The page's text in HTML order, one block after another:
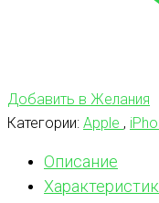
Добавить в Желания
Категории: Apple ,
Описание